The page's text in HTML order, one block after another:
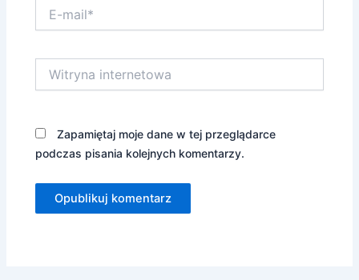
mail*
internetowa
Zapamiętaj moje dane w tej przeglądarce
podczas pisania kolejnych komentarzy.